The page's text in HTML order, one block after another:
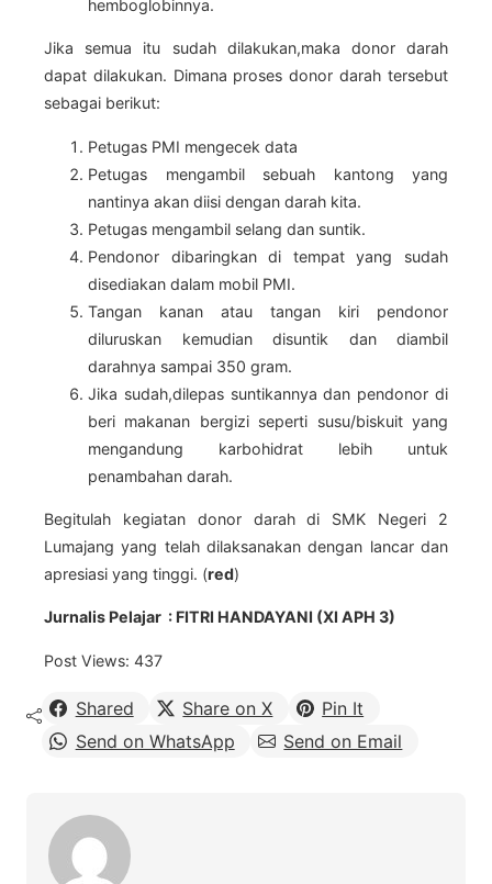
hemboglobinnya.
Jika semua itu sudah dilakukan,maka donor darah
dapat dilakukan. Dimana proses donor darah tersebut
sebagai berikut:
Petugas PMI mengecek data
Petugas mengambil sebuah kantong yang
nantinya akan diisi dengan darah kita.
Petugas mengambil selang dan suntik.
Pendonor dibaringkan di tempat yang sudah
disediakan dalam mobil PMI.
Tangan kanan atau tangan kiri pendonor
diluruskan kemudian disuntik dan diambil
darahnya sampai 350 gram.
Jika sudah,dilepas suntikannya dan pendonor di
beri makanan bergizi seperti susu/biskuit yang
mengandung karbohidrat lebih untuk
penambahan darah.
Begitulah kegiatan donor darah di SMK Negeri 2
Lumajang yang telah dilaksanakan dengan lancar dan
apresiasi yang tinggi. (red)
Jurnalis Pelajar : FITRI HANDAYANI (XI APH 3)
Post Views: 437
Shared Share on X
Pin It
Send on WhatsApp
Send on Email